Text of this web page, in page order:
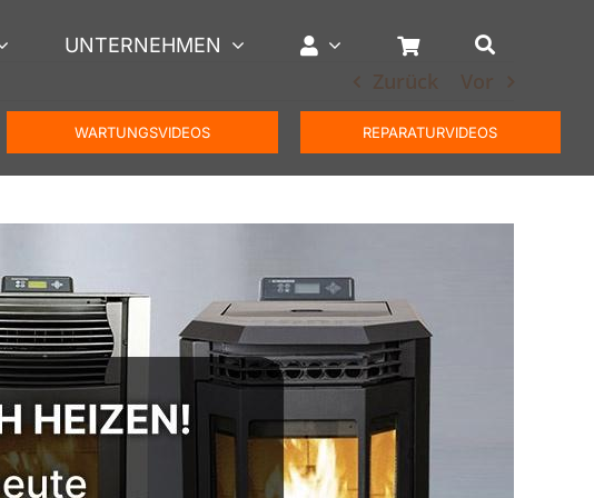
UNTERNEHMEN
WARTUNGSVIDEOS REPARATURVIDEOS
Zurück Vor